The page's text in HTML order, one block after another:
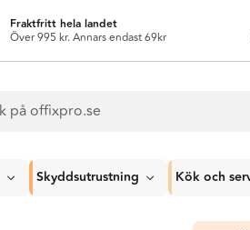
Fraktfritt hela landet
Över 995 kr. Annars endast 69kr
Skyddsutrustning Kök och